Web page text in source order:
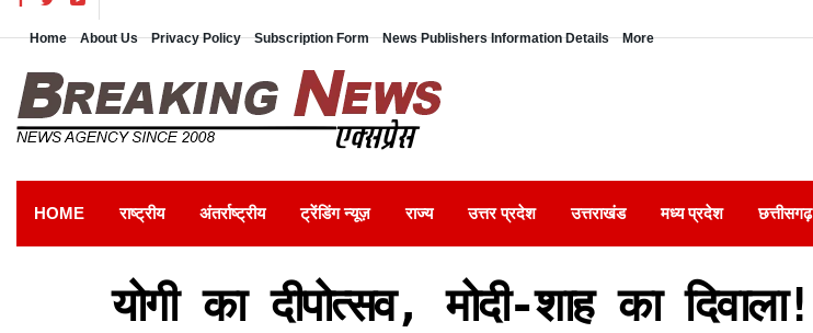
Home About Us Privacy Policy Subscription Form News Publishers Information Details More
HOME राष्ट्रीय अंतर्राष्ट्रीय ट्रेंडिंग न्यूज़ राज्य उत्तर प्रदेश उत्तराखंड मध्य प्रदेश छत्तीसगढ़
योगी का दीपोत्सव, मोदी-शाह का दिवाला!